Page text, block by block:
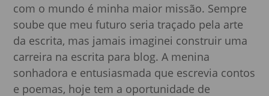
com o mundo é minha maior missão. Sempre
soube que meu futuro seria traçado pela arte
da escrita, mas jamais imaginei construir uma
carreira na escrita para blog. A menina
sonhadora e entusiasmada que escrevia contos
e poemas, hoje tem a oportunidade de